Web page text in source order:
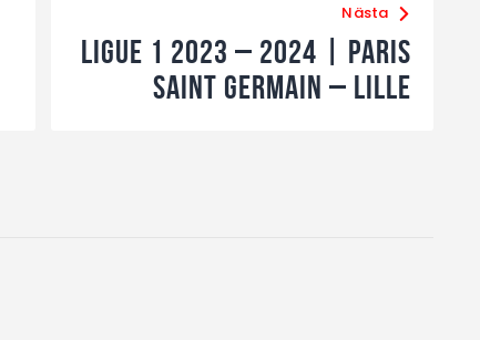
Nästa
Ligue 1 2023 – 2024 | Paris
Saint Germain – Lille